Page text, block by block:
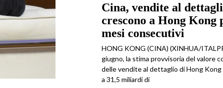
Cina, vendite al
crescono a Hong Kong
mesi consecutivi
HONG KONG (CINA) (XINHUA/
giugno, la stima provvisoria del valore
delle vendite al dettaglio di Hong Kong
a 31,5 miliardi di